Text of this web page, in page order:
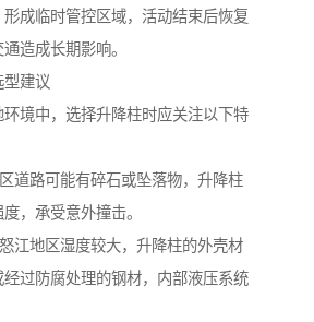
成临时管控区域，活动结束后恢复
造成长期影响。
型建议
境中，选择升降柱时应关注以下特
道路可能有碎石或坠落物，升降柱
，承受意外撞击。
江地区湿度较大，升降柱的外壳材
过防腐处理的钢材，内部液压系统